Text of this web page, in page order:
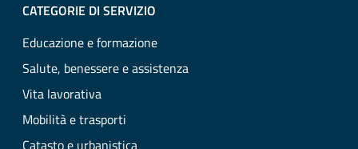
CATEGORIE DI SERVIZIO
Educazione e formazione
Salute, benessere e assistenza
Vita lavorativa
Mobilità e trasporti